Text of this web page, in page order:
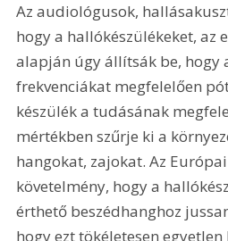
Az audiológusok,
hogy a hallókészülékeket, az
alapján úgy állítsák be, hogy
frekvenciákat megfelelően
készülék a tudásának
mértékben szűrje ki a
hangokat, zajokat. Az
követelmény, hogy a
érthető beszédhanghoz
hogy ezt tökéletesen